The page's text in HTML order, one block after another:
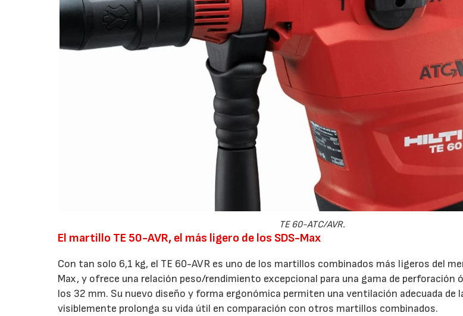
TE 60-ATC/AVR.
El martillo TE 50-AVR, el más ligero de los SDS-Max
Con tan solo 6,1 kg, el TE 60-AVR es uno de los martillos combinados más ligeros del
Max, y ofrece una relación peso/rendimiento excepcional para una gama de perforación
los 32 mm. Su nuevo diseño y forma ergonómica permiten una ventilación adecuada de
visiblemente prolonga su vida útil en comparación con otros martillos combinados.
22/07/2026